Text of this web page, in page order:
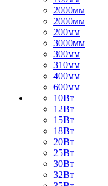
2000мм
2000мм
200мм
3000мм
300мм
310мм
400мм
600мм
10Вт
12Вт
15Вт
18Вт
20Вт
25Вт
30Вт
32Вт